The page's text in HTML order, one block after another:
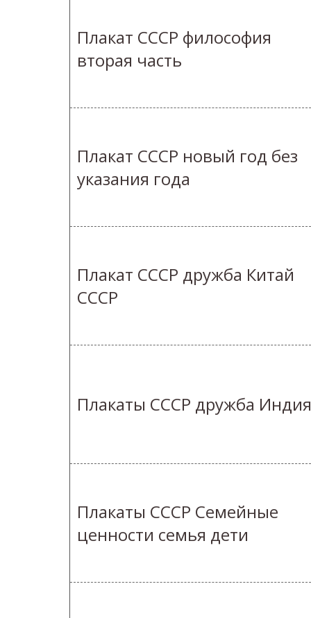
Плакат СССР философия
вторая часть
Плакат СССР новый год без
указания года
Плакат СССР дружба Китай
СССР
Плакаты СССР дружба Индия
Плакаты СССР Семейные
ценности семья дети